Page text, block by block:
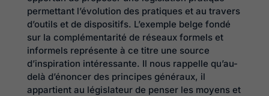
permettant l’évolution des pratiques et au travers
d’outils et de dispositifs. L’exemple belge fondé
sur la complémentarité de réseaux formels et
informels représente à ce titre une source
d’inspiration intéressante. Il nous rappelle qu’au-
delà d’énoncer des principes généraux, il
appartient au législateur de penser les moyens et